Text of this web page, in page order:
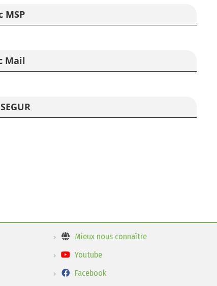
MSP
Mail
Mieux nous connaître
Youtube
Facebook